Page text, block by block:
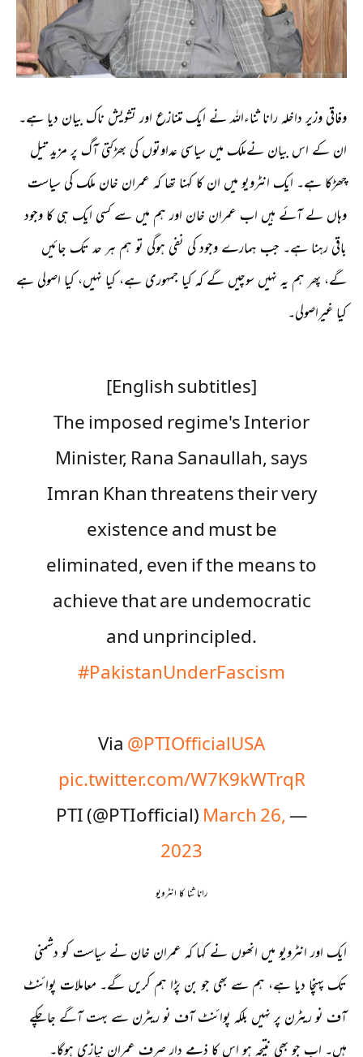
وفاقی وزیر داخلہ رانا ثناءاللہ نے ایک متنازع اور تشویش ناک بیان دیا ہے۔
ان کے اس بیان نےملک میں سیاسی عداوتوں کی بھڑکتی آگ پر مزید تیل
چھڑکا ہے۔ ایک انٹرویو میں ان کا کہنا تھا کہ عمران خان ملک کی سیاست
وہاں لے آئے ہیں اب عمران خان اور ہم میں سے کسی ایک ہی کا وجود
باقی رہنا ہے۔ جب ہمارے وجود کی نفی ہوگی تو ہم ہر حد تک جائیں
گے، پھر ہم یہ نہیں سوچیں گے کہ کیا جمہوری ہے، کیا نہیں، کیا اصولی ہے
کیا غیراصولی۔
[English subtitles]
The imposed regime's Interior
Minister, Rana Sanaullah, says
Imran Khan threatens their very
existence and must be
eliminated, even if the means to
achieve that are undemocratic
and unprincipled.
#PakistanUnderFascism
Via@PTIOfficialUSA
pic.twitter.com/W7K9kWTrqR
— PTI (@PTIofficial)
March 26,
2023
رانا ثنا کا انٹرویو
ایک اور انٹرویو میں انھوں نے کہا کہ عمران خان نے سیاست کو دشمنی
تک پہنچا دیا ہے، ہم سے بھی جو بن پڑا ہم کریں گے۔ معاملات پوائنٹ
آف نو ریٹرن پر نہیں بلکہ پوائنٹ آف نو ریٹرن سے بہت آگے جاچکے